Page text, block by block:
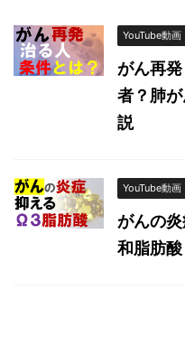
YouTube動画
がん再
者？肺
説
YouTube動画
がんの
和脂肪